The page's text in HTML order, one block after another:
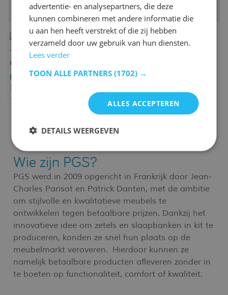
Gratis achteraf of in termijnen betalen
Hoekbank Tweety links -
192x137x82cm -
Wie zijn PGS?
PGS werd in 2009 opgericht in Frankrijk door Jean-
Charles Parisot en Patrick Danten, met de ambitie
om stijlvolle en kwalitatieve meubels te
ontwikkelen tegen betaalbare prijzen. Dankzij het
innovatieve idee om zetels en slaapbanken in kit te
produceren, konden ze snel hun plaats op de
meubelmarkt veroveren. Hierdoor kunnen ze
namelijk betaalbare producten afleveren zonder in
te boeten op functionaliteit, comfort of kwaliteit.
advertentie- en analysepartners, die deze
kunnen combineren met andere informatie die
u aan hen heeft verstrekt of die zij hebben
verzameld door uw gebruik van hun diensten.
Lees verder
TOON ALLE PARTNERS (1702) →
ALLES ACCEPTEREN
DETAILS WEERGEVEN